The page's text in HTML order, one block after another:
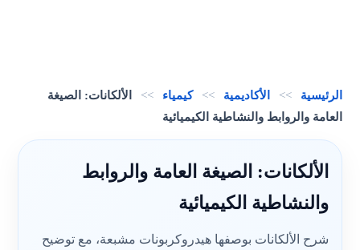
الرئيسية >> الأكاديمية >> كيمياء >>
الألكانات: الصيغة
العامة والروابط والنشاطية الكيميائية
الألكانات: الصيغة العامة والروابط
والنشاطية الكيميائية
شرح الألكانات بوصفها هيدروكربونات مشبعة، مع توضيح